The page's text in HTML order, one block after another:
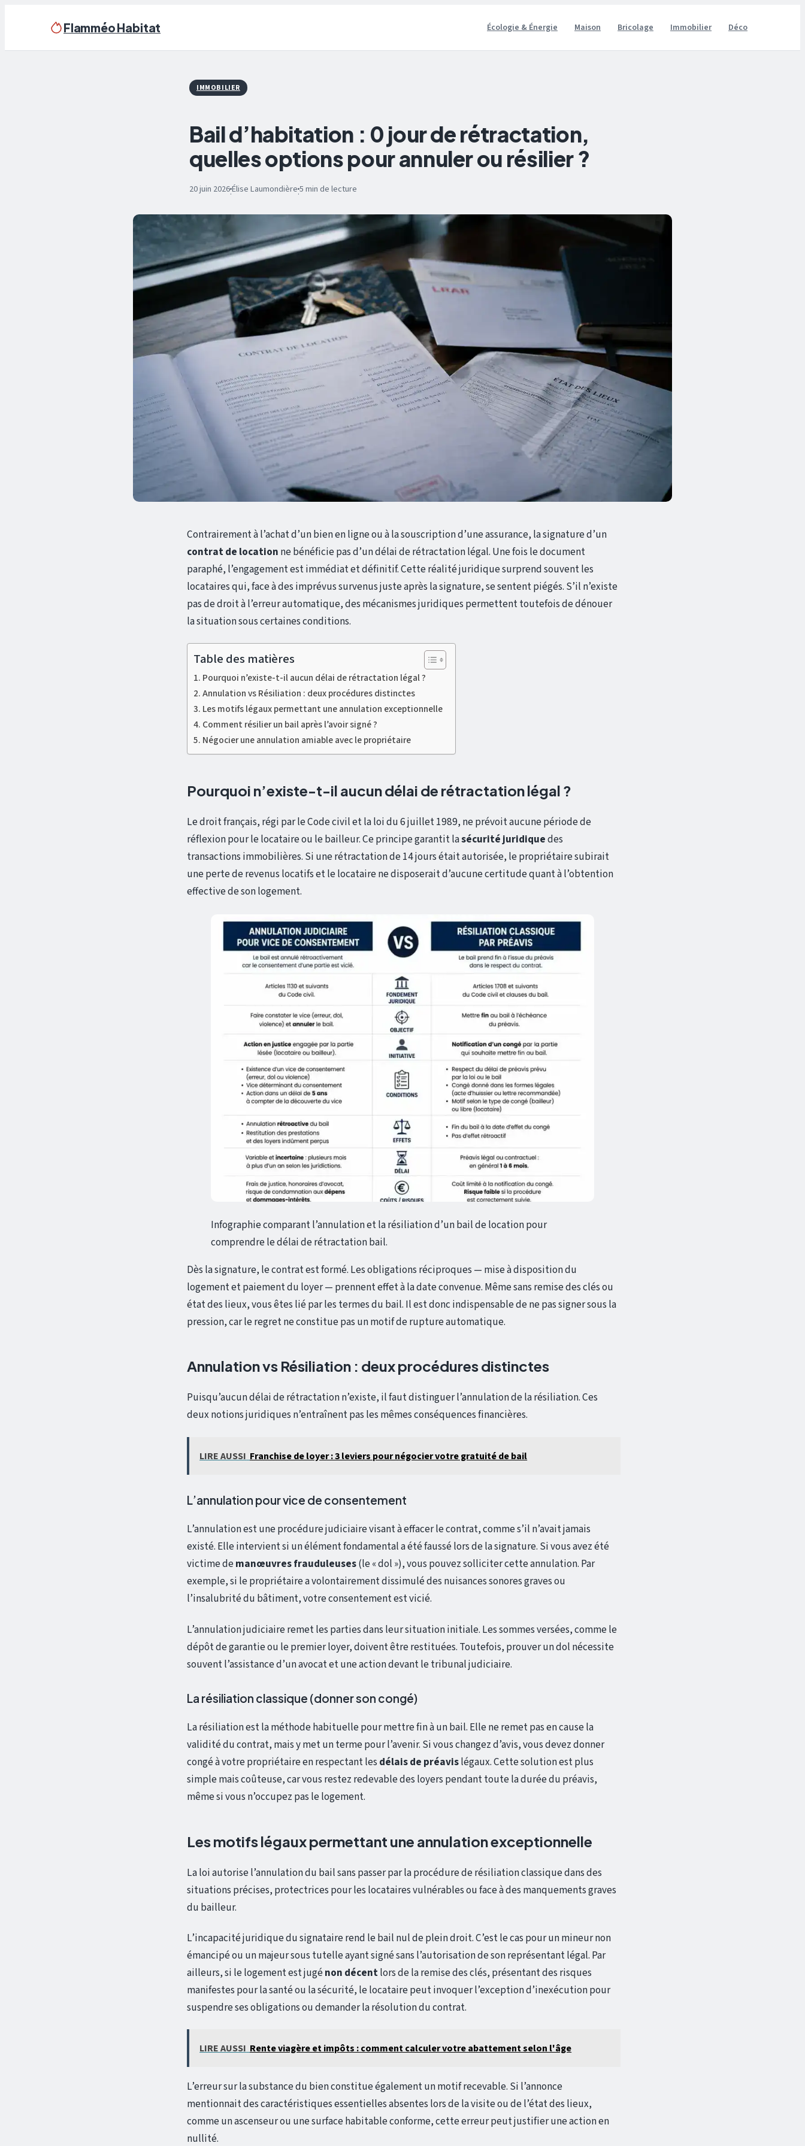
Flamméo Habitat Écologie & Énergie Maison Bricolage Immobilier Déco
IMMOBILIER
Bail d’habitation : 0 jour de rétractation,
quelles options pour annuler ou résilier ?
20 juin 2026·Élise Laumondière·5 min de lecture
Contrairement à l’achat d’un bien en ligne ou à la souscription d’une assurance, la signature d’un
contrat de location ne bénéficie pas d’un délai de rétractation légal. Une fois le document
paraphé, l’engagement est immédiat et définitif. Cette réalité juridique surprend souvent les
locataires qui, face à des imprévus survenus juste après la signature, se sentent piégés. S’il n’existe
pas de droit à l’erreur automatique, des mécanismes juridiques permettent toutefois de dénouer
la situation sous certaines conditions.
Table des matières
Pourquoi n’existe-t-il aucun délai de rétractation légal ?
Annulation vs Résiliation : deux procédures distinctes
Les motifs légaux permettant une annulation exceptionnelle
Comment résilier un bail après l’avoir signé ?
Négocier une annulation amiable avec le propriétaire
Pourquoi n’existe-t-il aucun délai de rétractation légal ?
Le droit français, régi par le Code civil et la loi du 6 juillet 1989, ne prévoit aucune période de
réflexion pour le locataire ou le bailleur. Ce principe garantit lasécurité juridiquedes
transactions immobilières. Si une rétractation de 14 jours était autorisée, le propriétaire subirait
une perte de revenus locatifs et le locataire ne disposerait d’aucune certitude quant à l’obtention
effective de son logement.
Infographie comparant l’annulation et la résiliation d’un bail de location pour
comprendre le délai de rétractation bail.
Dès la signature, le contrat est formé. Les obligations réciproques — mise à disposition du
logement et paiement du loyer — prennent effet à la date convenue. Même sans remise des clés ou
état des lieux, vous êtes lié par les termes du bail. Il est donc indispensable de ne pas signer sous la
pression, car le regret ne constitue pas un motif de rupture automatique.
Annulation vs Résiliation : deux procédures distinctes
Puisqu’aucun délai de rétractation n’existe, il faut distinguer l’annulation de la résiliation. Ces
deux notions juridiques n’entraînent pas les mêmes conséquences financières.
LIRE AUSSI Franchise de loyer : 3 leviers pour négocier votre gratuité de bail
L’annulation pour vice de consentement
L’annulation est une procédure judiciaire visant à effacer le contrat, comme s’il n’avait jamais
existé. Elle intervient si un élément fondamental a été faussé lors de la signature. Si vous avez été
victime demanœuvres frauduleuses(le « dol »), vous pouvez solliciter cette annulation. Par
exemple, si le propriétaire a volontairement dissimulé des nuisances sonores graves ou
l’insalubrité du bâtiment, votre consentement est vicié.
L’annulation judiciaire remet les parties dans leur situation initiale. Les sommes versées, comme le
dépôt de garantie ou le premier loyer, doivent être restituées. Toutefois, prouver un dol nécessite
souvent l’assistance d’un avocat et une action devant le tribunal judiciaire.
La résiliation classique (donner son congé)
La résiliation est la méthode habituelle pour mettre fin à un bail. Elle ne remet pas en cause la
validité du contrat, mais y met un terme pour l’avenir. Si vous changez d’avis, vous devez donner
congé à votre propriétaire en respectant les délais de préavislégaux. Cette solution est plus
simple mais coûteuse, car vous restez redevable des loyers pendant toute la durée du préavis,
même si vous n’occupez pas le logement.
Les motifs légaux permettant une annulation exceptionnelle
La loi autorise l’annulation du bail sans passer par la procédure de résiliation classique dans des
situations précises, protectrices pour les locataires vulnérables ou face à des manquements graves
du bailleur.
L’incapacité juridique du signataire rend le bail nul de plein droit. C’est le cas pour un mineur non
émancipé ou un majeur sous tutelle ayant signé sans l’autorisation de son représentant légal. Par
ailleurs, si le logement est jugénon décentlors de la remise des clés, présentant des risques
manifestes pour la santé ou la sécurité, le locataire peut invoquer l’exception d’inexécution pour
suspendre ses obligations ou demander la résolution du contrat.
LIRE AUSSI Rente viagère et impôts : comment calculer votre abattement selon l'âge
L’erreur sur la substance du bien constitue également un motif recevable. Si l’annonce
mentionnait des caractéristiques essentielles absentes lors de la visite ou de l’état des lieux,
comme un ascenseur ou une surface habitable conforme, cette erreur peut justifier une action en
nullité.